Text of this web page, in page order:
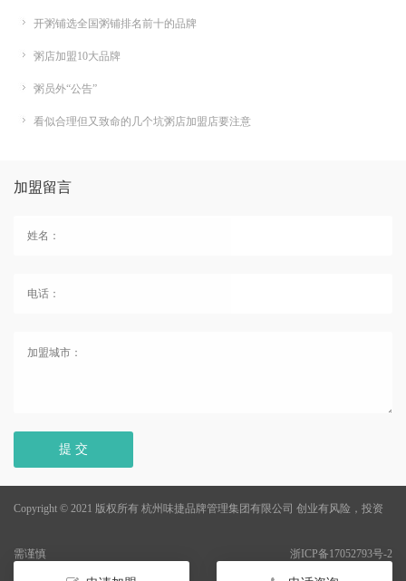
开粥铺选全国粥铺排名前十的品牌
粥店加盟10大品牌
粥员外“公告”
看似合理但又致命的几个坑粥店加盟店要注意
加盟留言
提 交
Copyright © 2021 版权所有 杭州味捷品牌管理集团有限公司
浙ICP备17052793号-2
创业有风险，投资
需谨慎